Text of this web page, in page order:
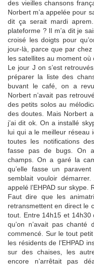
des vieilles chansons
Norbert m’a appelée pour
dit ça serait mardi
plateforme ? Il m’a dit je
croisé les doigts pour
jour-là, parce que par
les satellites au moment où
Le jour J on s’est
préparer la liste des
buvant le café, on a
Norbert n’avait pas
des petits solos au
des doutes. Mais Norbert
j’ai dit ok. On a installé
lui qui a le meilleur réseau
toutes les notifications
fasse pas de bugs. On
champs. On a garé la
qu’elle fasse un
semblait vouloir
appelé l’EHPAD sur skype.
Faut dire que les
retransmettent en direct le
tout. Entre 14h15 et
qu’on n’avait pas
commencé. Sur le tout
les résidents de l’EHPAD
sur des chaises, les
encore n’arrêtait pas